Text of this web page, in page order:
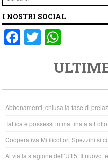
I NOSTRI SOCIAL
F
e
b
o
o
k
T
er
at
s
A
p
p
Abbonamenti, chiusa la fase di
Tattica e possessi in mattinata a
Cooperativa Mitilicoltori Spezzini si
Al via la stagione dell’U15. Il nuovo